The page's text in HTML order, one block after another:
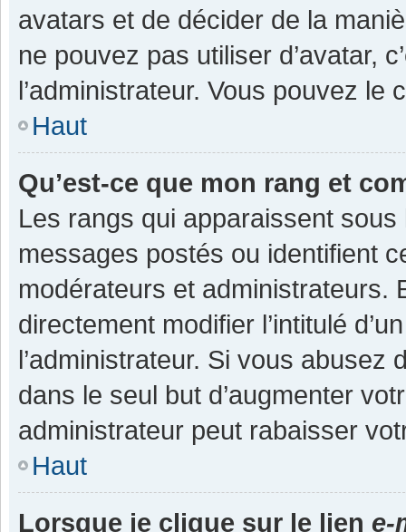
avatars et de décider de la
ne pouvez pas utiliser d’avatar,
l’administrateur. Vous pouvez
Haut
Qu’est-ce que mon rang et
Les rangs qui apparaissent
messages postés ou identifient
modérateurs et administrateurs.
directement modifier l’intitulé
l’administrateur. Si vous
dans le seul but d’augmenter
administrateur peut rabaisser
Haut
Lorsque je clique sur le lien e-